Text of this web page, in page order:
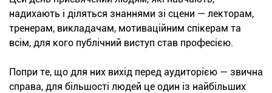
надихають і діляться знаннями зі сцени — лекторам,
тренерам, викладачам, мотиваційним спікерам та
всім, для кого публічний виступ став професією.
Попри те, що для них вихід перед аудиторією — звична
справа, для більшості людей це один із найбільших